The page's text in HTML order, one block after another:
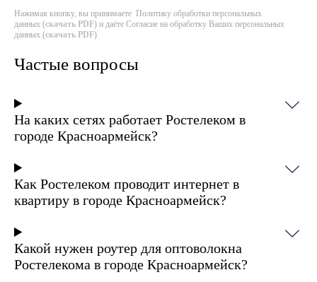
Нажимая кнопку, вы принимаете Политику обработки персональных
данных (скачать PDF) и даёте Согласие на обработку Ваших персональных
данных (скачать PDF)
Частые вопросы
На каких сетях работает Ростелеком в
городе Красноармейск?
Как Ростелеком проводит интернет в
квартиру в городе Красноармейск?
Какой нужен роутер для оптоволокна
Ростелекома в городе Красноармейск?